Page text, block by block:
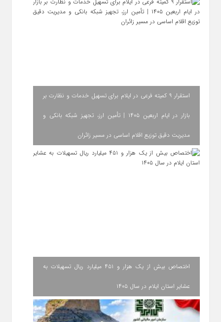
استقرار ۹ کمیته فرعی در ایلام برای تسهیل خدمات و نظارت بر
بازار در ایام اربعین ۱۴۰۵ | تأمین ارز، تجهیز شبکه بانکی و
مدیریت دقیق توزیع اقلام اساسی در مسیر زائران
اختصاص بیش از یک هزار و ۴۵۱ میلیارد ریال تسهیلات به
عشایر استان ایلام در سال ۱۴۰۵